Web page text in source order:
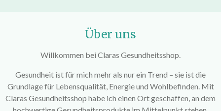
Über uns
Willkommen bei Claras Gesundheitsshop.
Gesundheit ist für mich mehr als nur ein Trend – sie ist die
Grundlage für Lebensqualität, Energie und Wohlbefinden. Mit
Claras Gesundheitsshop habe ich einen Ort geschaffen, an dem